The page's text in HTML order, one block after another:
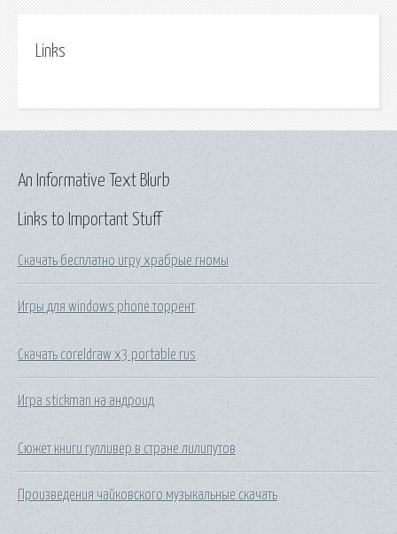
Links
Links to Important Stuff
Скачать бесплатно игру храбрые гномы
Игры для windows phone торрент
Скачать coreldraw x3 portable rus
Игра stickman на андроид
Сюжет книги гулливер в стране лилипутов
Произведения чайковского музыкальные скачать
An Informative Text Blurb